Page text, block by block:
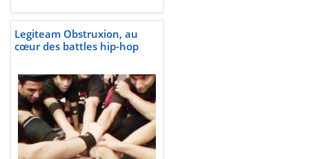
Legiteam Obstruxion, au
cœur des battles hip-hop